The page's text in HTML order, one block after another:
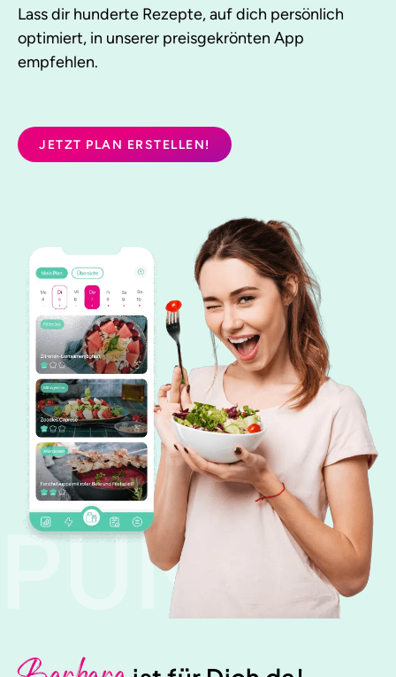
PUNK
Lass dir hunderte Rezepte, auf dich persönlich
optimiert, in unserer preisgekrönten App
empfehlen.
JETZT PLAN ERSTELLEN!